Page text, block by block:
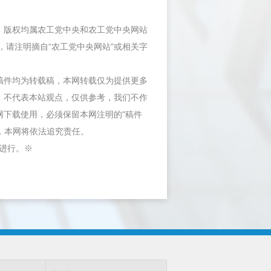
权均属农工党中央和农工党中央网站
注明摘自“农工党中央网站”或相关字
均为转载稿，本网转载仅为提供更多
代表本站观点，仅供参考，我们不作
载使用，必须保留本网注明的"稿件
网将依法追究责任。
行。※